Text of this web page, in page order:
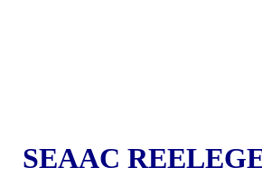
SEAAC